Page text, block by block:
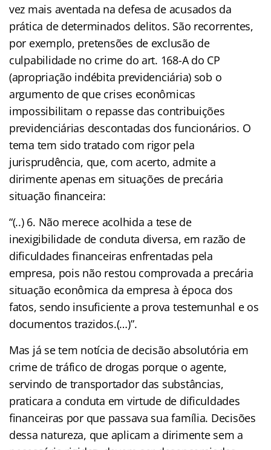
vez mais aventada na defesa de acusados da
prática de determinados delitos. São recorrentes,
por exemplo, pretensões de exclusão de
culpabilidade no crime do art. 168-A do CP
(apropriação indébita previdenciária) sob o
argumento de que crises econômicas
impossibilitam o repasse das contribuições
previdenciárias descontadas dos funcionários. O
tema tem sido tratado com rigor pela
jurisprudência, que, com acerto, admite a
dirimente apenas em situações de precária
situação financeira:
“(..) 6. Não merece acolhida a tese de
inexigibilidade de conduta diversa, em razão de
dificuldades financeiras enfrentadas pela
empresa, pois não restou comprovada a precária
situação econômica da empresa à época dos
fatos, sendo insuficiente a prova testemunhal e os
documentos trazidos.(…)”.
Mas já se tem notícia de decisão absolutória em
crime de tráfico de drogas porque o agente,
servindo de transportador das substâncias,
praticara a conduta em virtude de dificuldades
financeiras por que passava sua família. Decisões
dessa natureza, que aplicam a dirimente sem a